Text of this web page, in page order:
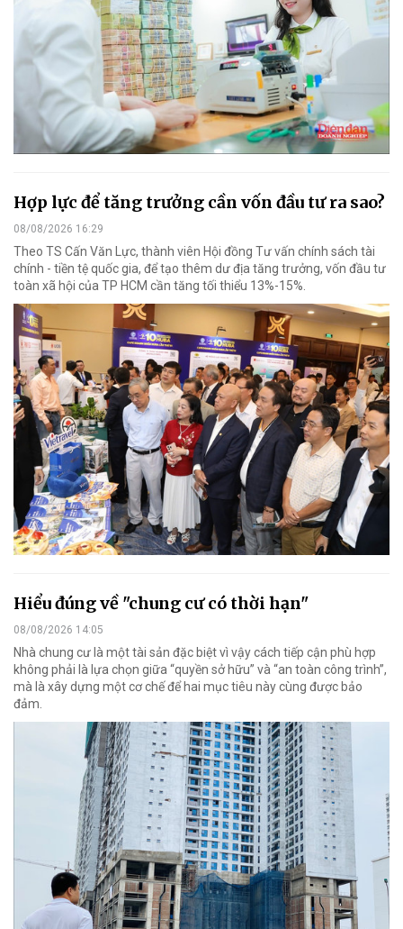
Hợp lực để tăng trưởng cần vốn đầu tư ra sao?
08/08/2026 16:29
Theo TS Cấn Văn Lực, thành viên Hội đồng Tư vấn chính sách tài
chính - tiền tệ quốc gia, để tạo thêm dư địa tăng trưởng, vốn đầu tư
toàn xã hội của TP HCM cần tăng tối thiểu 13%-15%.
Hiểu đúng về "chung cư có thời hạn"
08/08/2026 14:05
Nhà chung cư là một tài sản đặc biệt vì vậy cách tiếp cận phù hợp
không phải là lựa chọn giữa “quyền sở hữu” và “an toàn công trình”,
mà là xây dựng một cơ chế để hai mục tiêu này cùng được bảo
đảm.